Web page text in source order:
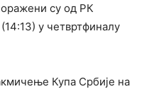
су од РК
у четвртфиналу
Купа Србије на